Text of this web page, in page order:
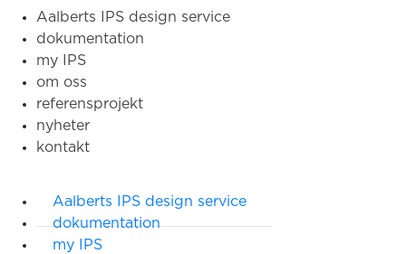
Aalberts IPS design service
dokumentation
my IPS
om oss
referensprojekt
nyheter
kontakt
Aalberts IPS design service
dokumentation
my IPS